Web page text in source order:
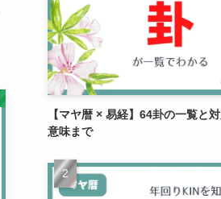
【マヤ暦 × 易経】64卦の一覧と
意味まで